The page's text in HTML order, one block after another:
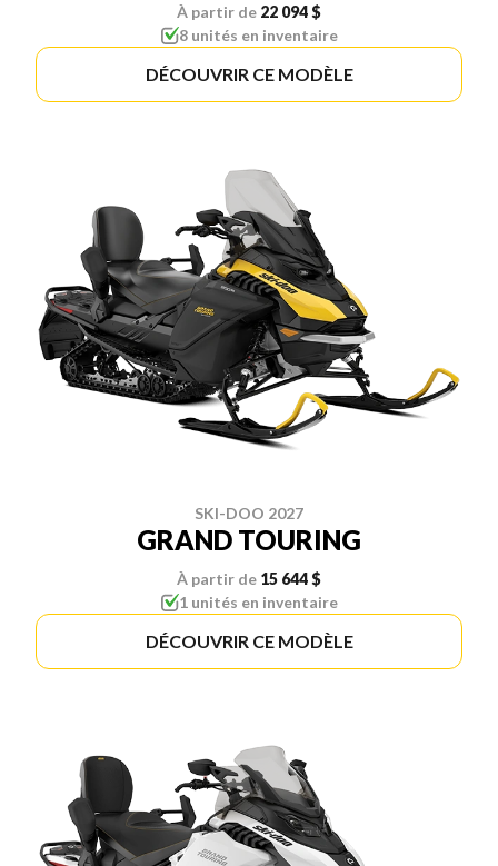
À partir de 22 094 $
8 unités en inventaire
DÉCOUVRIR CE MODÈLE
SKI-DOO 2027
GRAND TOURING
À partir de 15 644 $
1 unités en inventaire
DÉCOUVRIR CE MODÈLE